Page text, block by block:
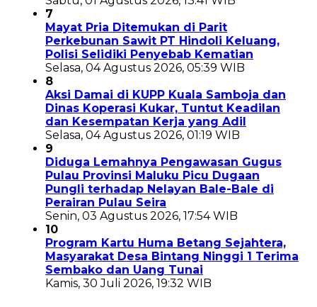
7
Mayat Pria Ditemukan di Parit
Perkebunan Sawit PT Hindoli Keluang,
Polisi Selidiki Penyebab Kematian
Selasa, 04 Agustus 2026, 05:39 WIB
8
Aksi Damai di KUPP Kuala Samboja dan
Dinas Koperasi Kukar, Tuntut Keadilan
dan Kesempatan Kerja yang Adil
Selasa, 04 Agustus 2026, 01:19 WIB
9
Diduga Lemahnya Pengawasan Gugus
Pulau Provinsi Maluku Picu Dugaan
Pungli terhadap Nelayan Bale-Bale di
Perairan Pulau Seira
Senin, 03 Agustus 2026, 17:54 WIB
10
Program Kartu Huma Betang Sejahtera,
Masyarakat Desa Bintang Ninggi 1 Terima
Sembako dan Uang Tunai
Kamis, 30 Juli 2026, 19:32 WIB